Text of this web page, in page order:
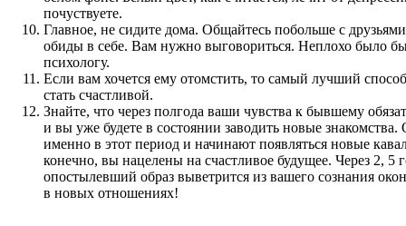
почуствуете.
Главное, не сидите дома. Общайтесь побольше с
обиды в себе. Вам нужно выговориться. Неплохо было
психологу.
Если вам хочется ему отомстить, то самый лучший
стать счастливой.
Знайте, что через полгода ваши чувства к бывшему
и вы уже будете в состоянии заводить новые
именно в этот период и начинают появляться новые
конечно, вы нацелены на счастливое будущее. Через 2, 5
опостылевший образ выветрится из вашего сознания
в новых отношениях!